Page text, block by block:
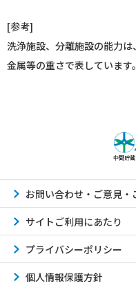
[参考]
洗浄施設、分離施設の能力
金属等の重さで表しています。
中間貯
お問い合わせ・ご意見・
サイトご利用にあたり
プライバシーポリシー
個人情報保護方針